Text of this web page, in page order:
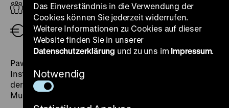
Erwachsene
Eintritt frei
Paweł Machcewicz ist Historiker und Professor am
Institut für Politische Studien der Polnischen Akademie
der Wissenschaften. Er war Gründungsdirektor des
Museums des Zweiten Weltkriegs in Gdańsk.
Das Einverständnis in die Verwendung der
Cookies können Sie jederzeit widerrufen.
Weitere Informationen zu Cookies auf dieser
Website finden Sie in unserer
Datenschutzerklärung und zu uns im Impressum.
Notwendig